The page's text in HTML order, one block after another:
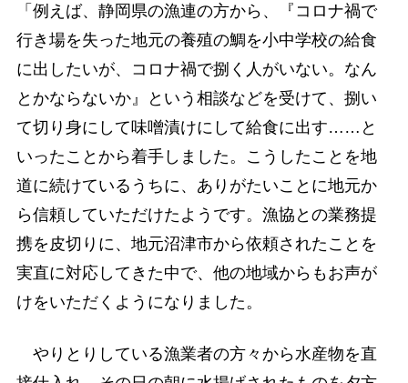
「例えば、静岡県の漁連の方から、『コロナ禍で
行き場を失った地元の養殖の鯛を小中学校の給食
に出したいが、コロナ禍で捌く人がいない。なん
とかならないか』という相談などを受けて、捌い
て切り身にして味噌漬けにして給食に出す……と
いったことから着手しました。こうしたことを地
道に続けているうちに、ありがたいことに地元か
ら信頼していただけたようです。漁協との業務提
携を皮切りに、地元沼津市から依頼されたことを
実直に対応してきた中で、他の地域からもお声が
けをいただくようになりました。
やりとりしている漁業者の方々から水産物を直